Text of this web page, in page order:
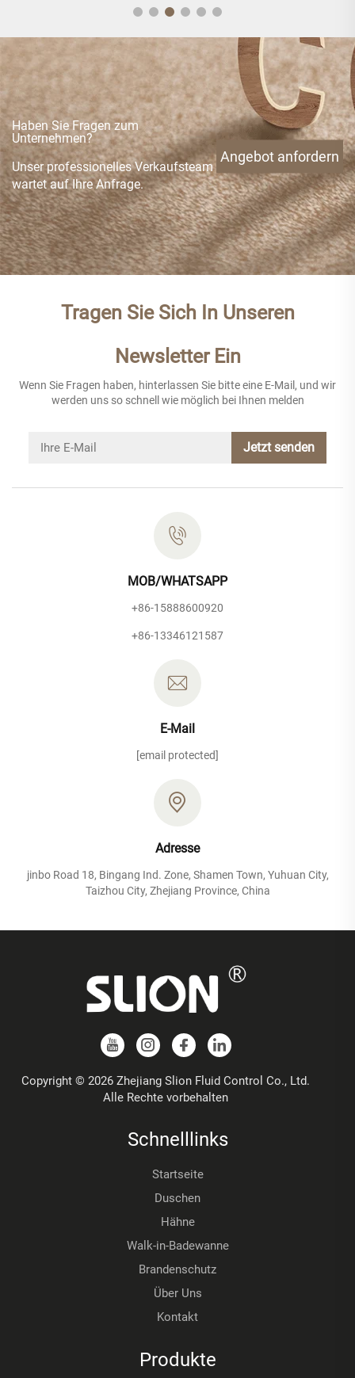
Haben Sie Fragen zum
Unternehmen?
Unser professionelles Verkaufsteam
wartet auf Ihre Anfrage.
Angebot anfordern
Tragen Sie Sich In Unseren
Newsletter Ein
Wenn Sie Fragen haben, hinterlassen Sie bitte eine E-Mail, und wir
werden uns so schnell wie möglich bei Ihnen melden
Jetzt senden
MOB/WHATSAPP
+86-15888600920
+86-13346121587
E-Mail
[email protected]
Adresse
jinbo Road 18, Bingang Ind. Zone, Shamen Town, Yuhuan City,
Taizhou City, Zhejiang Province, China
Copyright © 2026 Zhejiang Slion Fluid Control Co., Ltd.
Alle Rechte vorbehalten
Schnelllinks
Startseite
Duschen
Hähne
Walk-in-Badewanne
Brandenschutz
Über Uns
Kontakt
Produkte